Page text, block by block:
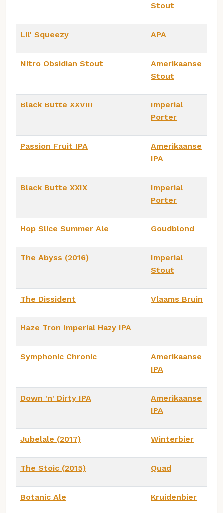
Stout
Lil' Squeezy APA
Nitro Obsidian Stout
Amerikaanse
Stout
Black Butte XXVIII
Imperial
Porter
Passion Fruit IPA
Amerikaanse
IPA
Black Butte XXIX
Imperial
Porter
Hop Slice Summer Ale Goudblond
The Abyss (2016)
Imperial
Stout
The Dissident Vlaams Bruin
Haze Tron Imperial Hazy IPA
Symphonic Chronic
Amerikaanse
IPA
Down 'n' Dirty IPA
Amerikaanse
IPA
Jubelale (2017) Winterbier
The Stoic (2015) Quad
Botanic Ale Kruidenbier